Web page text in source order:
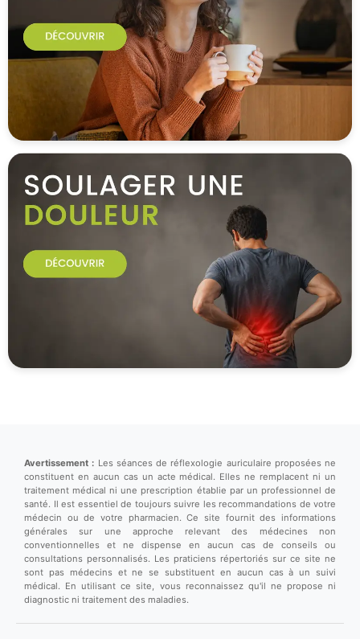
Avertissement : Les séances de réflexologie auriculaire proposées ne
constituent en aucun cas un acte médical. Elles ne remplacent ni un
traitement médical ni une prescription établie par un professionnel de
santé. Il est essentiel de toujours suivre les recommandations de votre
médecin ou de votre pharmacien. Ce site fournit des informations
générales sur une approche relevant des médecines non
conventionnelles et ne dispense en aucun cas de conseils ou
consultations personnalisés. Les praticiens répertoriés sur ce site ne
sont pas médecins et ne se substituent en aucun cas à un suivi
médical. En utilisant ce site, vous reconnaissez qu'il ne propose ni
diagnostic ni traitement des maladies.